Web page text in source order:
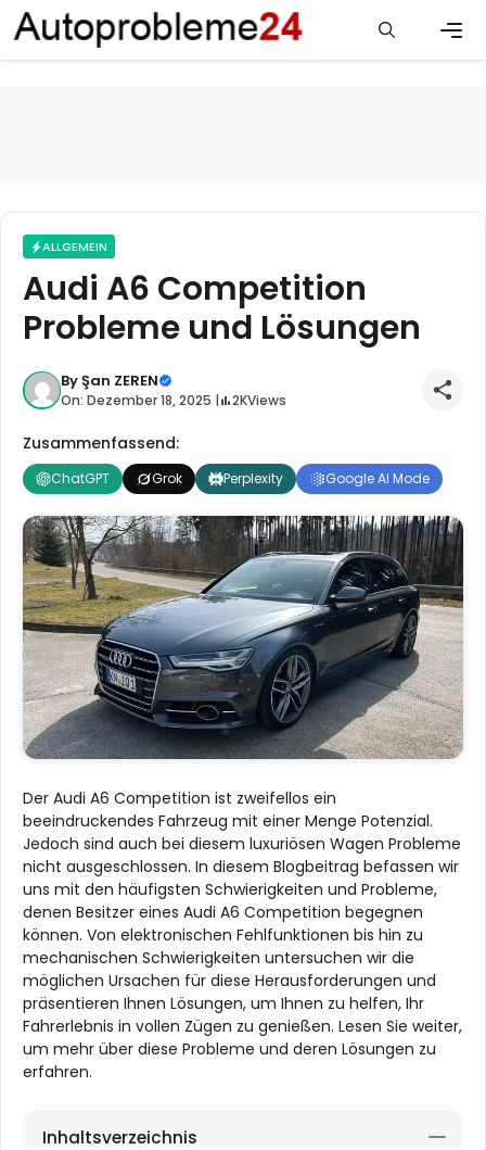
Zum
Inhalt
springen
ALLGEMEIN
Audi A6 Competition
Probleme und Lösungen
ByŞan ZEREN
On: Dezember 18, 2025 | 2KViews
Zusammenfassend:
ChatGPT Grok Perplexity Google AI Mode
Der Audi A6 Competition ist zweifellos ein
beeindruckendes Fahrzeug mit einer Menge Potenzial.
Jedoch sind auch bei diesem luxuriösen Wagen Probleme
nicht ausgeschlossen. In diesem Blogbeitrag befassen wir
uns mit den häufigsten Schwierigkeiten und Probleme,
denen Besitzer eines Audi A6 Competition begegnen
können. Von elektronischen Fehlfunktionen bis hin zu
mechanischen Schwierigkeiten untersuchen wir die
möglichen Ursachen für diese Herausforderungen und
präsentieren Ihnen Lösungen, um Ihnen zu helfen, Ihr
Fahrerlebnis in vollen Zügen zu genießen. Lesen Sie weiter,
um mehr über diese Probleme und deren Lösungen zu
erfahren.
Inhaltsverzeichnis